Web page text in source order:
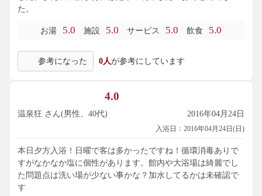
た。
お湯 5.0 施設 5.0 サービス 5.0 飲食 5.0
参考になった 0人が参考にしています
4.0
温泉狂 さん(男性、40代) 2016年04月24日
入浴日：2016年04月24日(日)
本日夕方入浴！日曜で客は多かったですね！循環消毒ありで
すがなかなか塩に個性があります。館内や大浴場は綺麗でし
た問題点は洗い場が少ない事かな？加水してるかは未確認で
す